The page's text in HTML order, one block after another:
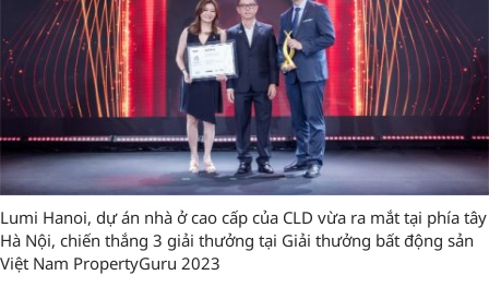
Lumi Hanoi, dự án nhà ở cao cấp của CLD vừa ra mắt tại phía tây
Hà Nội, chiến thắng 3 giải thưởng tại Giải thưởng bất động sản
Việt Nam PropertyGuru 2023